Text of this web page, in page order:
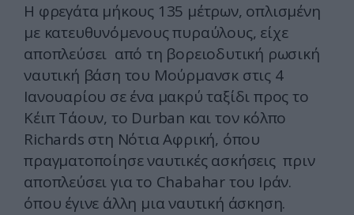
Η φρεγάτα μήκους 135 μέτρων, οπλισμένη
με κατευθυνόμενους πυραύλους, είχε
αποπλεύσει από τη βορειοδυτική ρωσική
ναυτική βάση του Μούρμανσκ στις 4
Ιανουαρίου σε ένα μακρύ ταξίδι προς το
Κέιπ Τάουν, το Durban και τον κόλπο
Richards στη Νότια Αφρική, όπου
πραγματοποίησε ναυτικές ασκήσεις πριν
αποπλεύσει για το Chabahar του Ιράν.
όπου έγινε άλλη μια ναυτική άσκηση.